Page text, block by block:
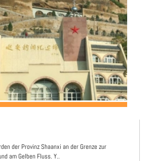
der Provinz Shaanxi an der Grenze zur
am Gelben Fluss. Y..